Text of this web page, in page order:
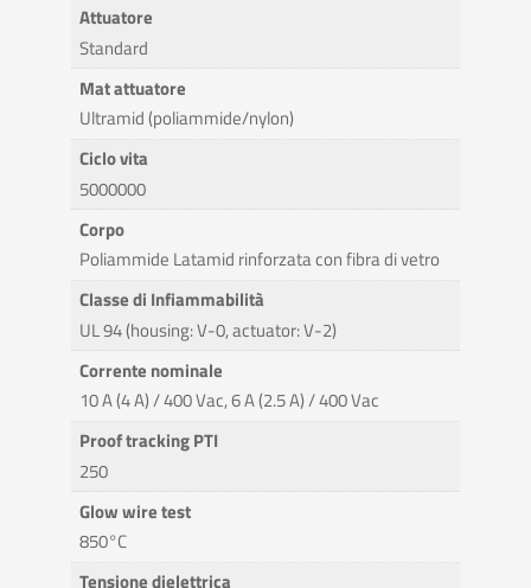
Attuatore
Standard
Mat attuatore
Ultramid (poliammide/nylon)
Ciclo vita
5000000
Corpo
Poliammide Latamid rinforzata con fibra di vetro
Classe di Infiammabilità
UL 94 (housing: V-0, actuator: V-2)
Corrente nominale
10 A (4 A) / 400 Vac, 6 A (2.5 A) / 400 Vac
Proof tracking PTI
250
Glow wire test
850°C
Tensione dielettrica